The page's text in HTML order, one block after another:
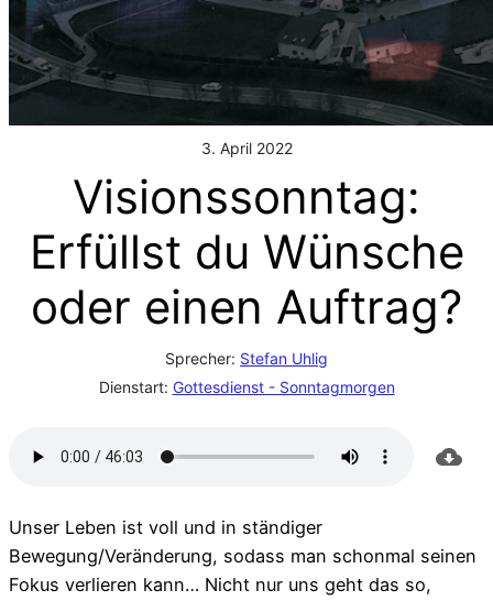
3. April 2022
Visionssonntag:
Erfüllst du Wünsche
oder einen Auftrag?
Sprecher: Stefan Uhlig
Dienstart: Gottesdienst - Sonntagmorgen
Unser Leben ist voll und in ständiger
Bewegung/Veränderung, sodass man schonmal seinen
Fokus verlieren kann… Nicht nur uns geht das so,